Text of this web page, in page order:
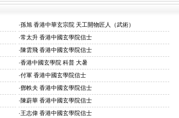
·孫旭 香港中華玄宗院 天工開物匠人（武術）
·常太升 香港中國玄學院信士
·陳雲飛 香港中國玄學院信士
·香港中國玄學院 科普 大暑
·付軍 香港中國玄學院信士
·鄧軼夫 香港中國玄學院信士
·陳蔚華 香港中國玄學院信士
·王志偉 香港中國玄學院信士